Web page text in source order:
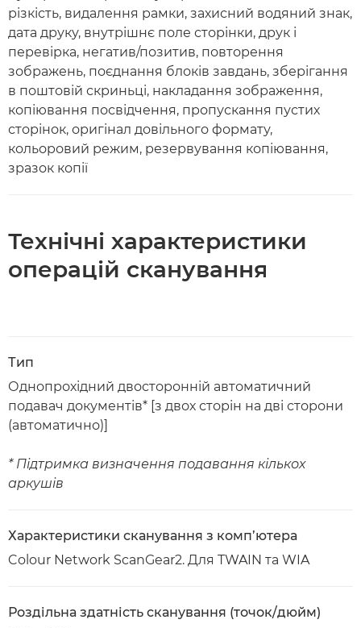
різкість, видалення рамки, захисний водяний знак,
дата друку, внутрішнє поле сторінки, друк і
перевірка, негатив/позитив, повторення
зображень, поєднання блоків завдань, зберігання
в поштовій скриньці, накладання зображення,
копіювання посвідчення, пропускання пустих
сторінок, оригінал довільного формату,
кольоровий режим, резервування копіювання,
зразок копії
Технічні характеристики
операцій сканування
Тип
Однопрохідний двосторонній автоматичний
подавач документів* [з двох сторін на дві сторони
(автоматично)]
* Підтримка визначення подавання кількох
аркушів
Характеристики сканування з комп’ютера
Colour Network ScanGear2. Для TWAIN та WIA
Роздільна здатність сканування (точок/дюйм)